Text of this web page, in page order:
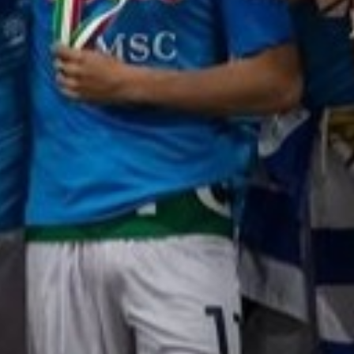
alla medicina sportiva, alla tattica. Una
premessa: la scienza non è democratica e
spesso purtroppo sento e leggo parlare
persone di medicina, preparazione atletica e
recupero che non hanno né i titoli né la
competenza né la preparazione. A parte il
dott. De Luca, il mio collega, abbiamo uno
staff composto da 8 fisioterapisti di
altissimo livello e facciamo test continui sui
giocatori per cercare di intercettare più
problematiche possibili . Noi abbiamo una
continua collaborazione con le aree fisiche,
tecniche ed atletiche: i dati fisici di
allenamenti e partite ci dicono che, anche...